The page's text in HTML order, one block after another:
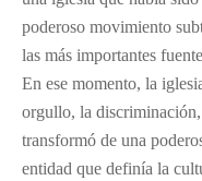
poderoso movimiento
las más importantes
En ese momento, la
orgullo, la
transformó de una
entidad que definía la